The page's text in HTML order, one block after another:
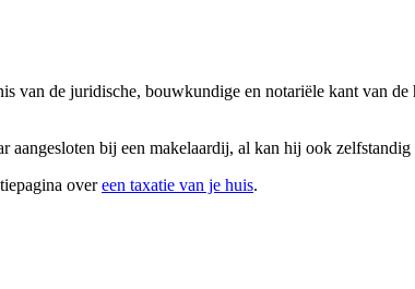
de juridische, bouwkundige en notariële kant van
aangesloten bij een makelaardij, al kan hij ook zelfstandig
overeen taxatie van je huis.